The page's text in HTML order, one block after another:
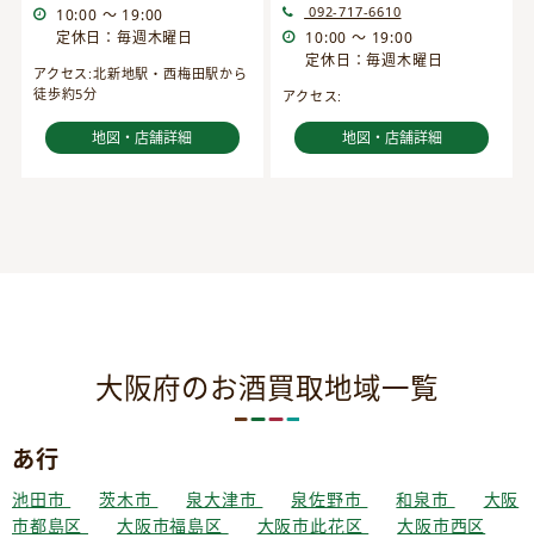
10:00 ～ 19:00
定休日：毎週木曜日
アクセス:北新地駅・西梅田駅から
徒歩約5分
地図・店舗詳細
092-717-6610
10:00 ～ 19:00
定休日：毎週木曜日
アクセス:
地図・店舗詳細
大阪府のお酒買取地域一覧
あ行
池田市 茨木市 泉大津市 泉佐野市 和泉市
大阪
市都島区
大阪市福島区 大阪市此花区
大阪市西区